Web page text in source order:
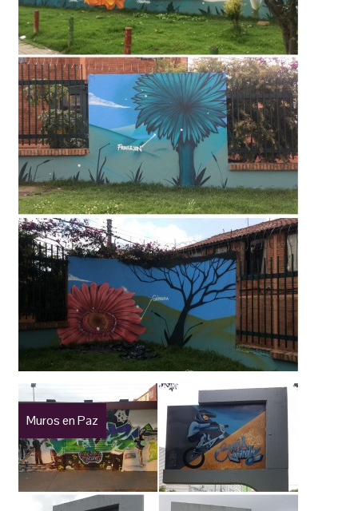
Muros en Paz